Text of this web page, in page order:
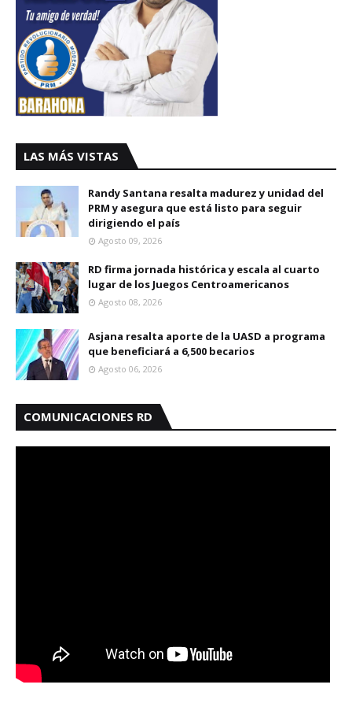
LAS MÁS VISTAS
Randy Santana resalta madurez y unidad del
PRM y asegura que está listo para seguir
dirigiendo el país
Agosto 09, 2026
RD firma jornada histórica y escala al cuarto
lugar de los Juegos Centroamericanos
Agosto 08, 2026
Asjana resalta aporte de la UASD a programa
que beneficiará a 6,500 becarios
Agosto 06, 2026
COMUNICACIONES RD